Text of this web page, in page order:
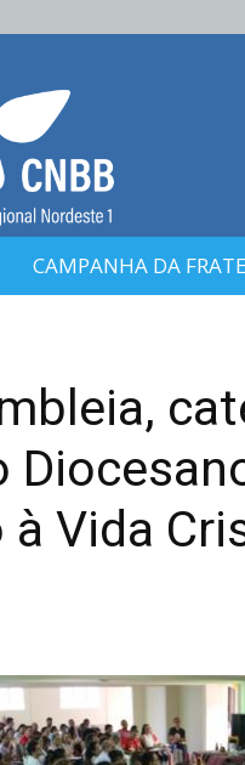
CAMPANHA DA
à Vida